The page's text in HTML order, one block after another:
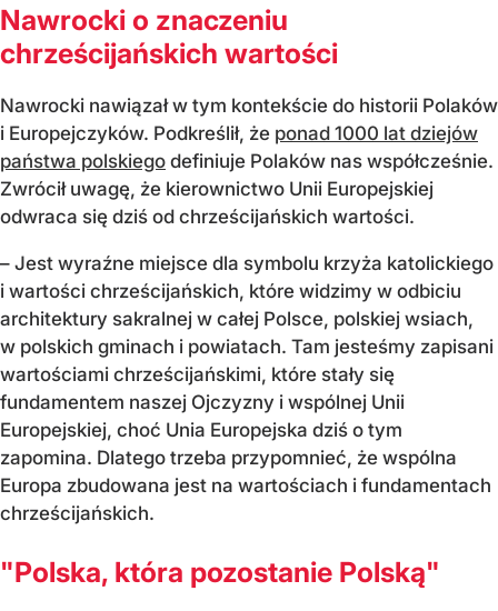
Nawrocki o znaczeniu
chrześcijańskich wartości
Nawrocki nawiązał w tym kontekście do historii Polaków
i Europejczyków. Podkreślił, że ponad 1000 lat dziejów
państwa polskiego definiuje Polaków nas współcześnie.
Zwrócił uwagę, że kierownictwo Unii Europejskiej
odwraca się dziś od chrześcijańskich wartości.
– Jest wyraźne miejsce dla symbolu krzyża katolickiego
i wartości chrześcijańskich, które widzimy w odbiciu
architektury sakralnej w całej Polsce, polskiej wsiach,
w polskich gminach i powiatach. Tam jesteśmy zapisani
wartościami chrześcijańskimi, które stały się
fundamentem naszej Ojczyzny i wspólnej Unii
Europejskiej, choć Unia Europejska dziś o tym
zapomina. Dlatego trzeba przypomnieć, że wspólna
Europa zbudowana jest na wartościach i fundamentach
chrześcijańskich.
"Polska, która pozostanie Polską"